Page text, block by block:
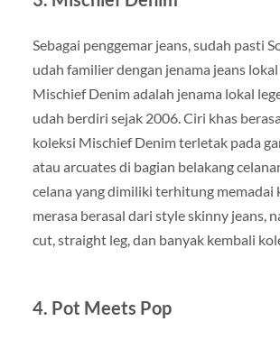
Sebagai penggemar jeans, sudah pasti
udah familier dengan jenama jeans
Mischief Denim adalah jenama lokal
udah berdiri sejak 2006. Ciri khas
koleksi Mischief Denim terletak pada
atau arcuates di bagian belakang
celana yang dimiliki terhitung memadai
merasa berasal dari style skinny jeans,
cut, straight leg, dan banyak kembali
4. Pot Meets Pop